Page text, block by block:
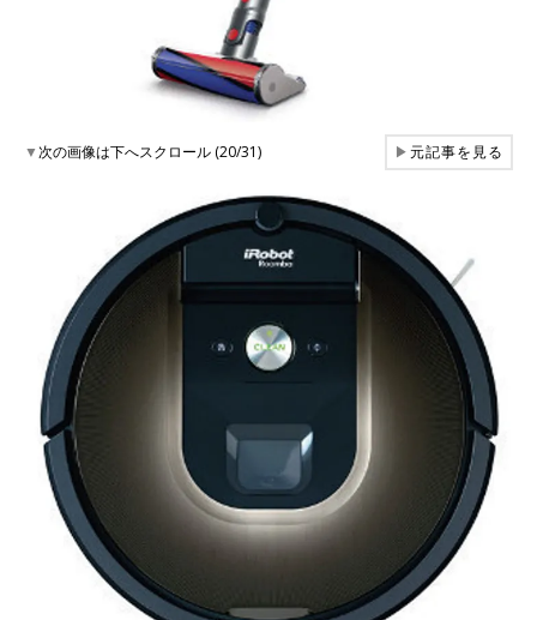
▼次の画像は下へスクロール (20/31) ▶元記事を見る